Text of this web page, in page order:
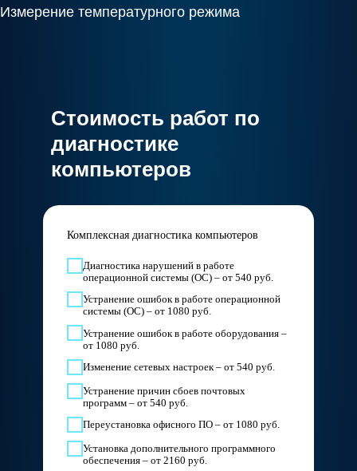
Измерение температурного режима
Стоимость работ по
диагностике
компьютеров
Комплексная диагностика компьютеров
Диагностика нарушений в работе
операционной системы (ОС) – от 540 руб.
Устранение ошибок в работе операционной
системы (ОС) – от 1080 руб.
Устранение ошибок в работе оборудования –
от 1080 руб.
Изменение сетевых настроек – от 540 руб.
Устранение причин сбоев почтовых
программ – от 540 руб.
Переустановка офисного ПО – от 1080 руб.
Установка дополнительного программного
обеспечения – от 2160 руб.